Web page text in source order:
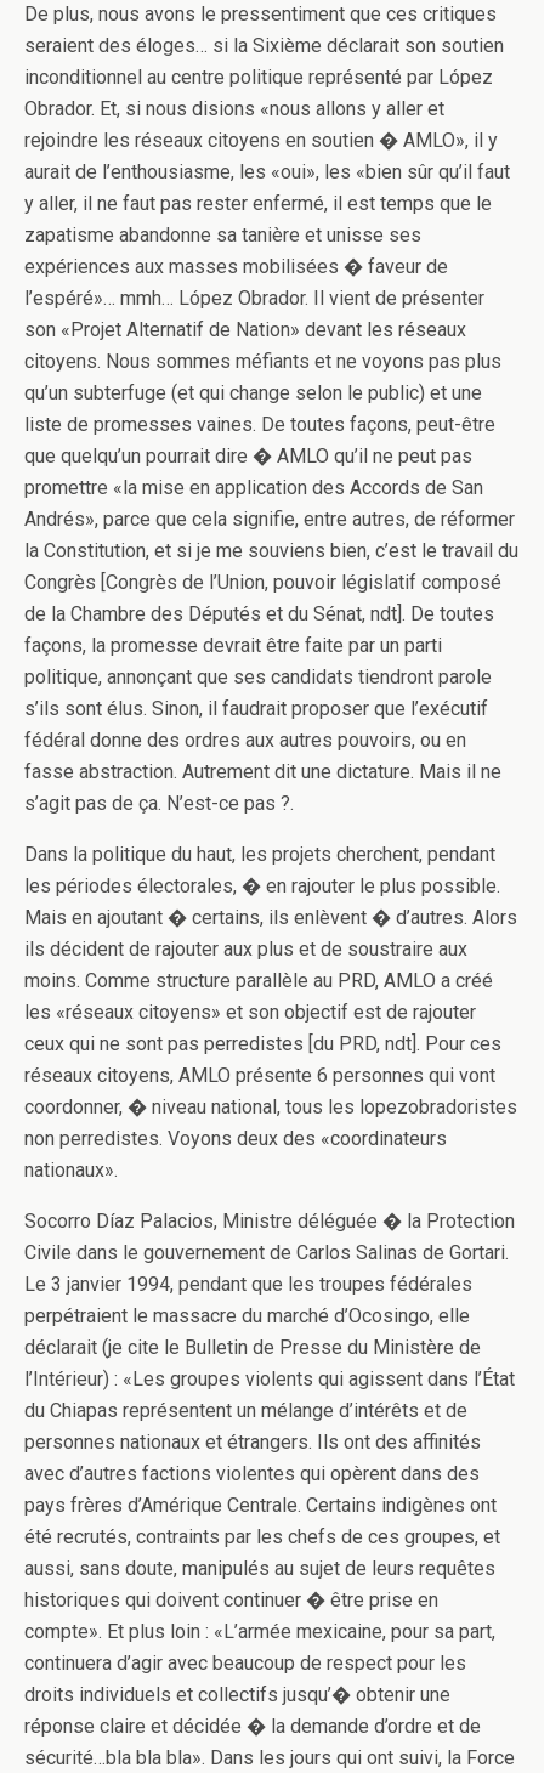
De plus, nous avons le pressentiment que ces critiques
seraient des éloges… si la Sixième déclarait son soutien
inconditionnel au centre politique représenté par López
Obrador. Et, si nous disions «nous allons y aller et
rejoindre les réseaux citoyens en soutien � AMLO», il y
aurait de l’enthousiasme, les «oui», les «bien sûr qu’il faut
y aller, il ne faut pas rester enfermé, il est temps que le
zapatisme abandonne sa tanière et unisse ses
expériences aux masses mobilisées � faveur de
l’espéré»… mmh… López Obrador. Il vient de présenter
son «Projet Alternatif de Nation» devant les réseaux
citoyens. Nous sommes méfiants et ne voyons pas plus
qu’un subterfuge (et qui change selon le public) et une
liste de promesses vaines. De toutes façons, peut-être
que quelqu’un pourrait dire � AMLO qu’il ne peut pas
promettre «la mise en application des Accords de San
Andrés», parce que cela signifie, entre autres, de réformer
la Constitution, et si je me souviens bien, c’est le travail du
Congrès [Congrès de l’Union, pouvoir législatif composé
de la Chambre des Députés et du Sénat, ndt]. De toutes
façons, la promesse devrait être faite par un parti
politique, annonçant que ses candidats tiendront parole
s’ils sont élus. Sinon, il faudrait proposer que l’exécutif
fédéral donne des ordres aux autres pouvoirs, ou en
fasse abstraction. Autrement dit une dictature. Mais il ne
s’agit pas de ça. N’est-ce pas ?.
Dans la politique du haut, les projets cherchent, pendant
les périodes électorales, � en rajouter le plus possible.
Mais en ajoutant � certains, ils enlèvent � d’autres. Alors
ils décident de rajouter aux plus et de soustraire aux
moins. Comme structure parallèle au PRD, AMLO a créé
les «réseaux citoyens» et son objectif est de rajouter
ceux qui ne sont pas perredistes [du PRD, ndt]. Pour ces
réseaux citoyens, AMLO présente 6 personnes qui vont
coordonner, � niveau national, tous les lopezobradoristes
non perredistes. Voyons deux des «coordinateurs
nationaux».
Socorro Díaz Palacios, Ministre déléguée � la Protection
Civile dans le gouvernement de Carlos Salinas de Gortari.
Le 3 janvier 1994, pendant que les troupes fédérales
perpétraient le massacre du marché d’Ocosingo, elle
déclarait (je cite le Bulletin de Presse du Ministère de
l’Intérieur) : «Les groupes violents qui agissent dans l’État
du Chiapas représentent un mélange d’intérêts et de
personnes nationaux et étrangers. Ils ont des affinités
avec d’autres factions violentes qui opèrent dans des
pays frères d’Amérique Centrale. Certains indigènes ont
été recrutés, contraints par les chefs de ces groupes, et
aussi, sans doute, manipulés au sujet de leurs requêtes
historiques qui doivent continuer � être prise en
compte». Et plus loin : «L’armée mexicaine, pour sa part,
continuera d’agir avec beaucoup de respect pour les
droits individuels et collectifs jusqu’� obtenir une
réponse claire et décidée � la demande d’ordre et de
sécurité…bla bla bla». Dans les jours qui ont suivi, la Force